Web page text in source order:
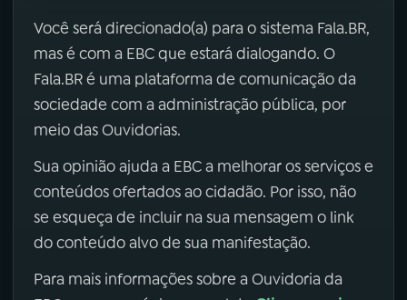
Você será direcionado(a) para o sistema Fala.BR,
mas é com a EBC que estará dialogando. O
Fala.BR é uma plataforma de comunicação da
sociedade com a administração pública, por
meio das Ouvidorias.
Sua opinião ajuda a EBC a melhorar os serviços e
conteúdos ofertados ao cidadão. Por isso, não
se esqueça de incluir na sua mensagem o link
do conteúdo alvo de sua manifestação.
Para mais informações sobre a Ouvidoria da